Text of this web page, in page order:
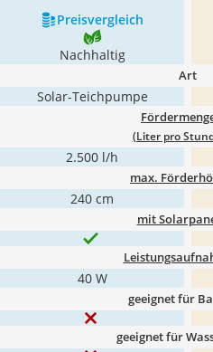
Preis­vergleich
Nachhaltig
Art
Solar-Teichpumpe
(Liter pro
2.500 l/h
max.
240 cm
mit
40 W
geeignet für
geeignet für